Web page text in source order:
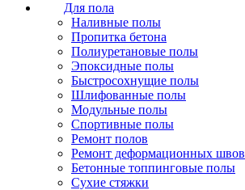
Для пола
Наливные полы
Пропитка бетона
Полиуретановые полы
Эпоксидные полы
Быстросохнущие полы
Шлифованные полы
Модульные полы
Спортивные полы
Ремонт полов
Ремонт деформационных швов
Бетонные топпинговые полы
Сухие стяжки